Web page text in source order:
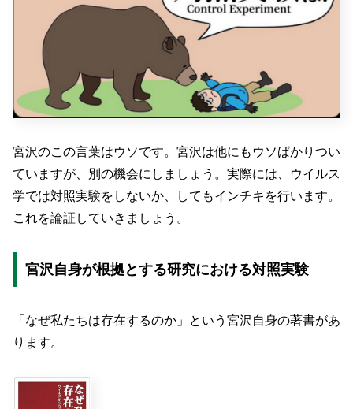
宮沢のこの言葉はウソです。宮沢は他にもウソばかりつい
ていますが、別の機会にしましょう。実際には、ウイルス
学では対照実験をしないか、してもインチキを行います。
これを論証していきましょう。
宮沢自身が根拠とする研究における対照実験
「なぜ私たちは存在するのか」という宮沢自身の著書があ
ります。